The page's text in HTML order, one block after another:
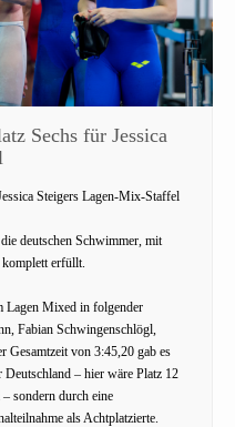
Sechs für Jessica
Steigers Lagen-Mix-Staffel
deutschen Schwimmer, mit
erfüllt.
Lagen Mixed in folgender
Fabian Schwingenschlögl,
Gesamtzeit von 3:45,20 gab es
– hier wäre Platz 12
sondern durch eine
als Achtplatzierte.